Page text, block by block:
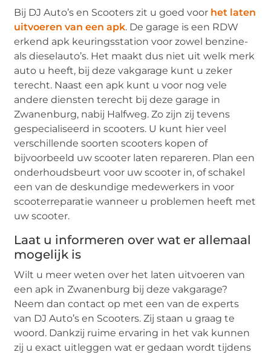
Bij DJ Auto’s en Scooters zit u goed voor het laten
uitvoeren van een apk. De garage is een RDW
erkend apk keuringsstation voor zowel benzine-
als dieselauto’s. Het maakt dus niet uit welk merk
auto u heeft, bij deze vakgarage kunt u zeker
terecht. Naast een apk kunt u voor nog vele
andere diensten terecht bij deze garage in
Zwanenburg, nabij Halfweg. Zo zijn zij tevens
gespecialiseerd in scooters. U kunt hier veel
verschillende soorten scooters kopen of
bijvoorbeeld uw scooter laten repareren. Plan een
onderhoudsbeurt voor uw scooter in, of schakel
een van de deskundige medewerkers in voor
scooterreparatie wanneer u problemen heeft met
uw scooter.
Laat u informeren over wat er allemaal
mogelijk is
Wilt u meer weten over het laten uitvoeren van
een apk in Zwanenburg bij deze vakgarage?
Neem dan contact op met een van de experts
van DJ Auto’s en Scooters. Zij staan u graag te
woord. Dankzij ruime ervaring in het vak kunnen
zij u exact uitleggen wat er gedaan wordt tijdens